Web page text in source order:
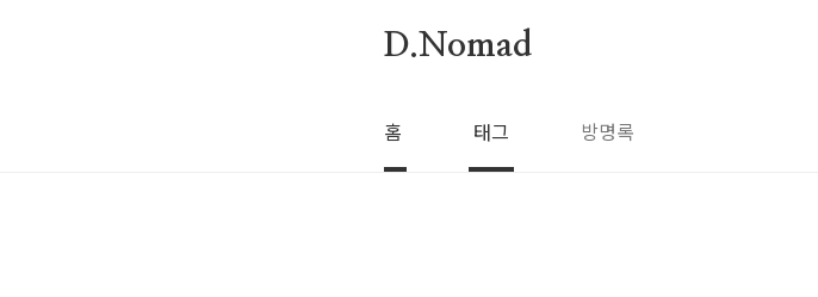
D.Nomad
홈 태그 방명록